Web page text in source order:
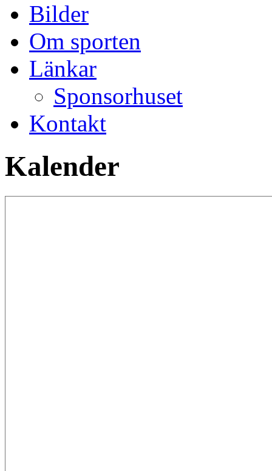
Bilder
Om sporten
Länkar
Sponsorhuset
Kontakt
Kalender